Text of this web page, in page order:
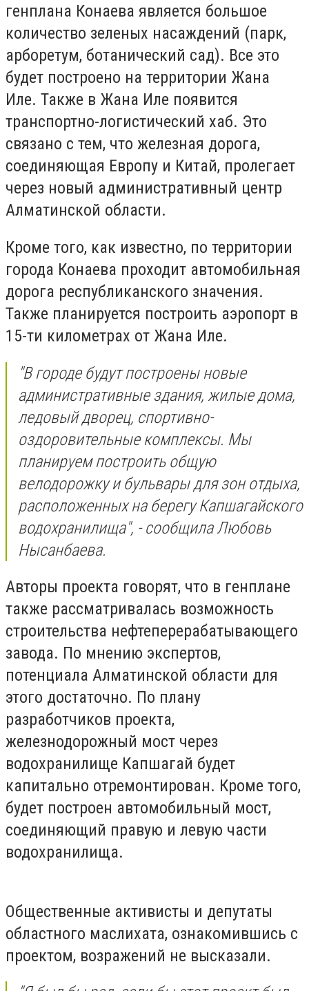
генплана Конаева является большое
количество зеленых насаждений (парк,
арборетум, ботанический сад). Все это
будет построено на территории Жана
Иле. Также в Жана Иле появится
транспортно-логистический хаб. Это
связано с тем, что железная дорога,
соединяющая Европу и Китай, пролегает
через новый административный центр
Алматинской области.
Кроме того, как известно, по территории
города Конаева проходит автомобильная
дорога республиканского значения.
Также планируется построить аэропорт в
15-ти километрах от Жана Иле.
"В городе будут построены новые
административные здания, жилые дома,
ледовый дворец, спортивно-
оздоровительные комплексы. Мы
планируем построить общую
велодорожку и бульвары для зон отдыха,
расположенных на берегу Капшагайского
водохранилища", - сообщила Любовь
Нысанбаева.
Авторы проекта говорят, что в генплане
также рассматривалась возможность
строительства нефтеперерабатывающего
завода. По мнению экспертов,
потенциала Алматинской области для
этого достаточно. По плану
разработчиков проекта,
железнодорожный мост через
водохранилище Капшагай будет
капитально отремонтирован. Кроме того,
будет построен автомобильный мост,
соединяющий правую и левую части
водохранилища.
Общественные активисты и депутаты
областного маслихата, ознакомившись с
проектом, возражений не высказали.